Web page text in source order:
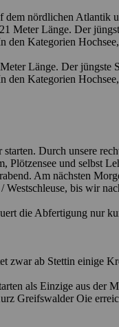
dem nördlichen Atlantik
Meter Länge. Der
den Kategorien
Länge. Der jüngste
den Kategorien
Durch unsere
Plötzensee und selbst
Am nächsten
bis wir
die Abfertigung nur
zwar ab Stettin einige
als Einzige aus der
Greifswalder Oie